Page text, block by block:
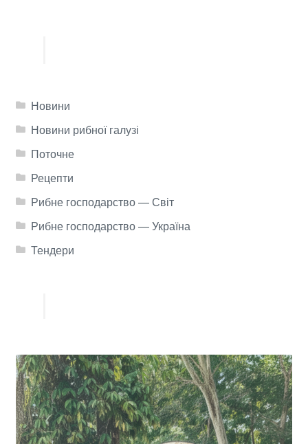
Новини
Новини рибної галузі
Поточне
Рецепти
Рибне господарство — Світ
Рибне господарство — Україна
Тендери